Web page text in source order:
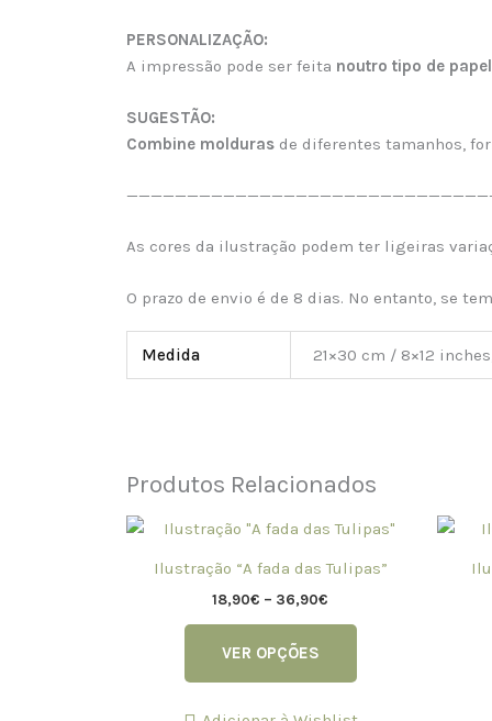
PERSONALIZAÇÃO:
A impressão pode ser feita noutro tipo de papel
SUGESTÃO:
Combine moldurasde diferentes tamanhos,
As cores da ilustração podem ter ligeiras
O prazo de envio é de 8 dias. No entanto, se
Medida 21×30 cm / 8×12
Produtos Relacionados
Ilustração “A fada das Tulipas”
18,90€ – 36,90€
Price
range:
18,90€
through
VER OPÇÕES
This
has
variants.
options